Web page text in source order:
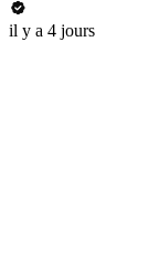
il y a 4 jours